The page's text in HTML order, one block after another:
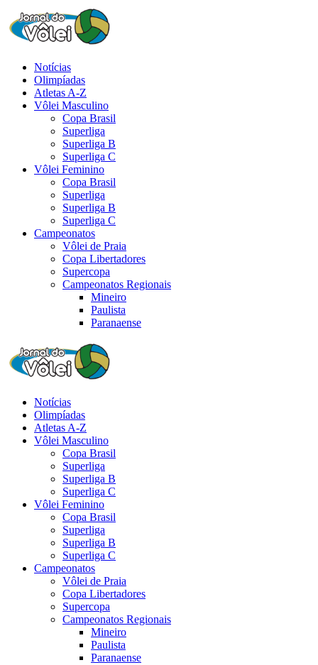
Notícias
Olimpíadas
Atletas A-Z
Vôlei Masculino
Copa Brasil
Superliga
Superliga B
Superliga C
Vôlei Feminino
Copa Brasil
Superliga
Superliga B
Superliga C
Campeonatos
Vôlei de Praia
Copa Libertadores
Supercopa
Campeonatos Regionais
Mineiro
Paulista
Paranaense
Notícias
Olimpíadas
Atletas A-Z
Vôlei Masculino
Copa Brasil
Superliga
Superliga B
Superliga C
Vôlei Feminino
Copa Brasil
Superliga
Superliga B
Superliga C
Campeonatos
Vôlei de Praia
Copa Libertadores
Supercopa
Campeonatos Regionais
Mineiro
Paulista
Paranaense